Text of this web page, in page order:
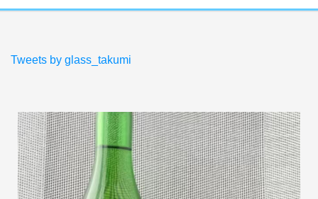
Tweets by glass_takumi